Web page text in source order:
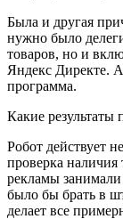
Была и другая
нужно было
товаров, но и
Яндекс Директе.
программа.
Какие результаты
Робот действует
проверка наличия
рекламы
было бы брать в
делает все